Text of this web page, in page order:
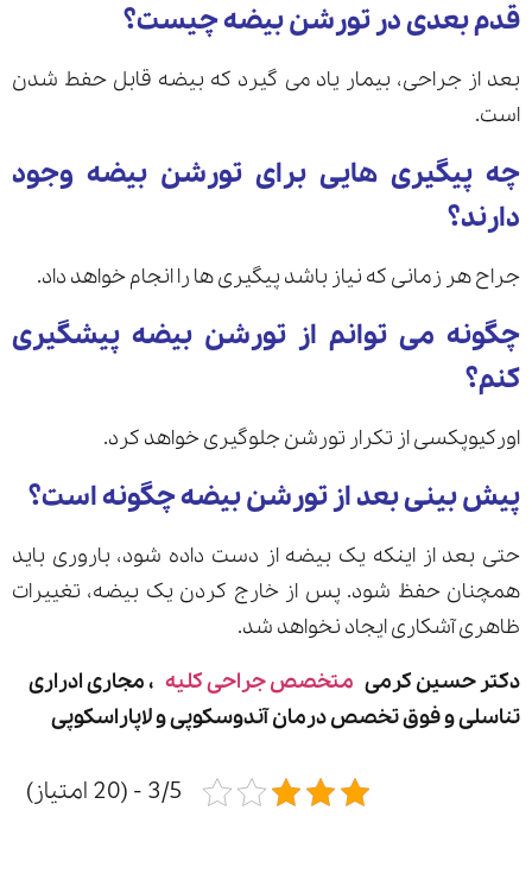
قدم بعدی در تورشن بیضه چیست؟
بعد از جراحی، بیمار یاد می گیرد که بیضه قابل حفط شدن
است.
چه پیگیری هایی برای تورشن بیضه وجود
دارند؟
جراح هر زمانی که نیاز باشد پیگیری ها را انجام خواهد داد.
چگونه می توانم از تورشن بیضه پیشگیری
کنم؟
اورکیوپکسی از تکرار تورشن جلوگیری خواهد کرد.
پیش بینی بعد از تورشن بیضه چگونه است؟
حتی بعد از اینکه یک بیضه از دست داده شود، باروری باید
همچنان حفظ شود. پس از خارج کردن یک بیضه، تغییرات
ظاهری آشکاری ایجاد نخواهد شد.
دکتر حسین کرمی متخصص جراحی کلیه ، مجاری ادراری
تناسلی و فوق تخصص درمان آندوسکوپی و لاپاراسکوپی
3/5 - (20 امتیاز)